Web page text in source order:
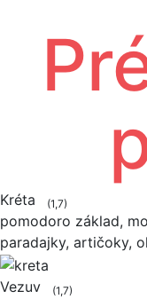
Kréta (1,7)
pomodoro základ,
paradajky, artičoky,
Vezuv (1,7)